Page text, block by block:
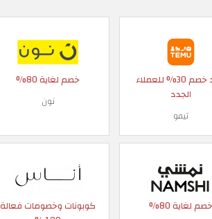
كود خصم 30% للعملاء
الجدد
تيمو
خصم لغاية 80%
نون
خصم لغاية 80%
كوبونات وخصومات فعالة